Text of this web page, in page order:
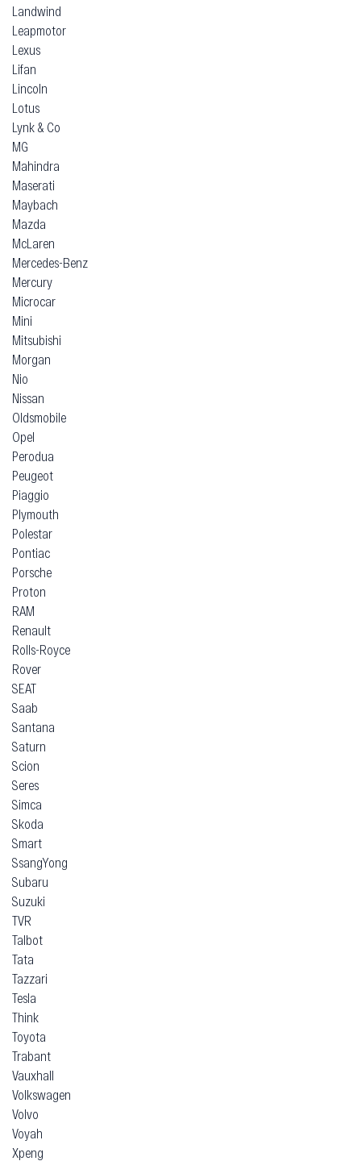
Landwind
Leapmotor
Lexus
Lifan
Lincoln
Lotus
Lynk & Co
MG
Mahindra
Maserati
Maybach
Mazda
McLaren
Mercedes-Benz
Mercury
Microcar
Mini
Mitsubishi
Morgan
Nio
Nissan
Oldsmobile
Opel
Perodua
Peugeot
Piaggio
Plymouth
Polestar
Pontiac
Porsche
Proton
RAM
Renault
Rolls-Royce
Rover
SEAT
Saab
Santana
Saturn
Scion
Seres
Simca
Skoda
Smart
SsangYong
Subaru
Suzuki
TVR
Talbot
Tata
Tazzari
Tesla
Think
Toyota
Trabant
Vauxhall
Volkswagen
Volvo
Voyah
Xpeng